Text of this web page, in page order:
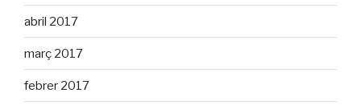
abril 2017
març 2017
febrer 2017